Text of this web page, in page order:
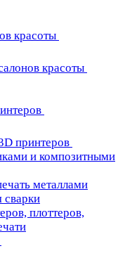
красоты
красоты
принтеров
и композитными
металлами
сварки
плоттеров,